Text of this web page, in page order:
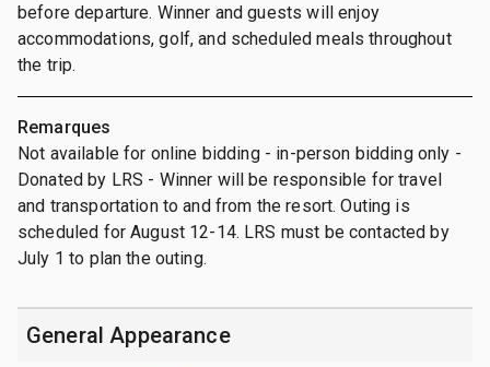
before departure. Winner and guests will enjoy
accommodations, golf, and scheduled meals throughout
the trip.
Remarques
Not available for online bidding - in-person bidding only -
Donated by LRS - Winner will be responsible for travel
and transportation to and from the resort. Outing is
scheduled for August 12-14. LRS must be contacted by
July 1 to plan the outing.
General Appearance